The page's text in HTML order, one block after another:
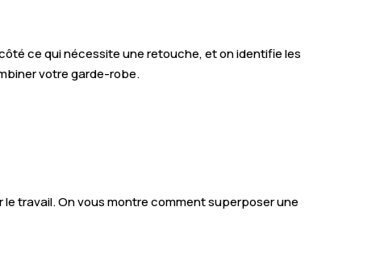
ce qui nécessite une retouche, et on identifie les
votre garde-robe.
travail. On vous montre comment superposer une